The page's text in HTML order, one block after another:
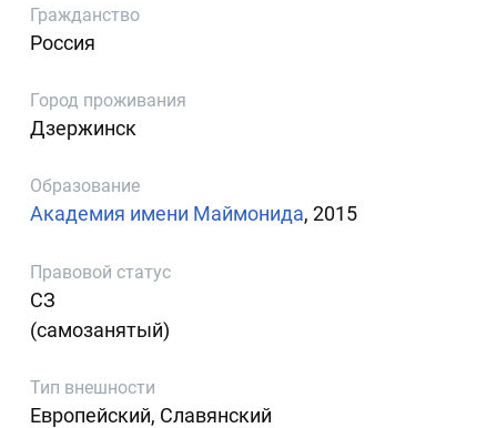
Гражданство
Россия
Город проживания
Дзержинск
Образование
Академия имени Маймонида, 2015
Правовой статус
СЗ
(самозанятый)
Тип внешности
Европейский, Славянский